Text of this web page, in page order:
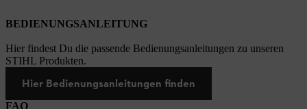
BEDIENUNGSANLEITUNG
Hier findest Du die passende Bedienungsanleitungen zu unseren
STIHL Produkten.
Hier Bedienungsanleitungen finden
FAQ